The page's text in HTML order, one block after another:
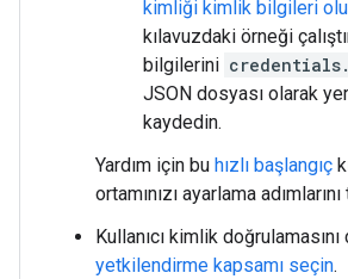
kimliği kimlik bilgileri
kılavuzdaki örneği
bilgilerini
JSON dosyası olarak
kaydedin.
Yardım için bu hızlı başlangıç
ortamınızı ayarlama
Kullanıcı kimlik
yetkilendirme kapsamı seçin.